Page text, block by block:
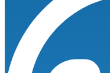
количество